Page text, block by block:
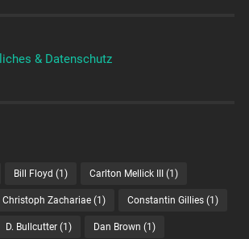
& Datenschutz
Bill Floyd (1) Carlton Mellick III (1)
Christoph Zachariae(1) Constantin Gillies(1)
D. Bullcutter(1) Dan Brown (1)